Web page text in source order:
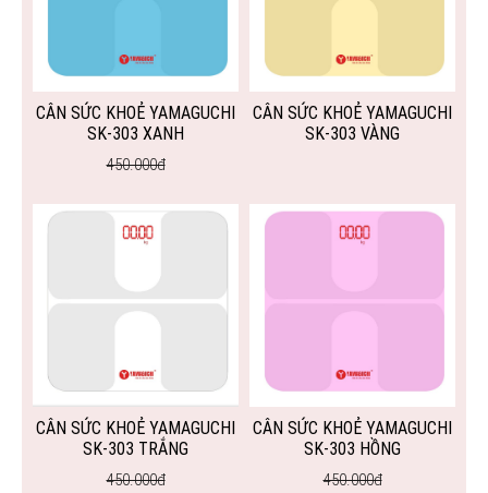
CÂN SỨC KHOẺ YAMAGUCHI
SK-303 XANH
450.000đ
CÂN SỨC KHOẺ YAMAGUCHI
SK-303 VÀNG
CÂN SỨC KHOẺ YAMAGUCHI
SK-303 TRẮNG
450.000đ
CÂN SỨC KHOẺ YAMAGUCHI
SK-303 HỒNG
450.000đ